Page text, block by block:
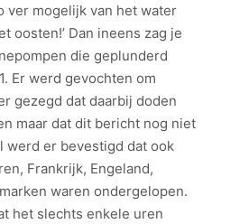
ver mogelijk van het water
oosten!’ Dan ineens zag je
die geplunderd
Er werd gevochten om
gezegd dat daarbij doden
maar dat dit bericht nog niet
werd er bevestigd dat ook
Frankrijk, Engeland,
waren ondergelopen.
het slechts enkele uren